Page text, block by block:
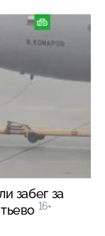
забег за
16+